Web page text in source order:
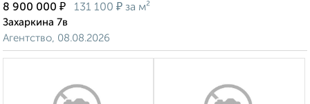
8 900 000 ₽ 131 100 ₽ за м²
Захаркина 7в
Агентство, 08.08.2026